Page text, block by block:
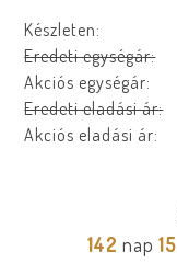
Készleten:
Eredeti egységár:
Akciós egységár:
Eredeti eladási ár:
Akciós eladási ár:
142 nap 15